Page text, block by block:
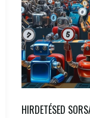
HIRDETÉSED